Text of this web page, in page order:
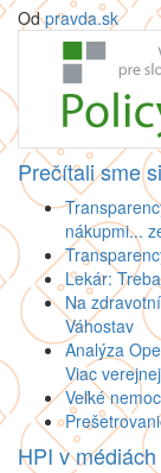
Odpravda.sk
Prečítali sme si
nákupmi...
Lekár:
Na
Váhostav
Analýza
Viac
Veľké
HPI v médiách